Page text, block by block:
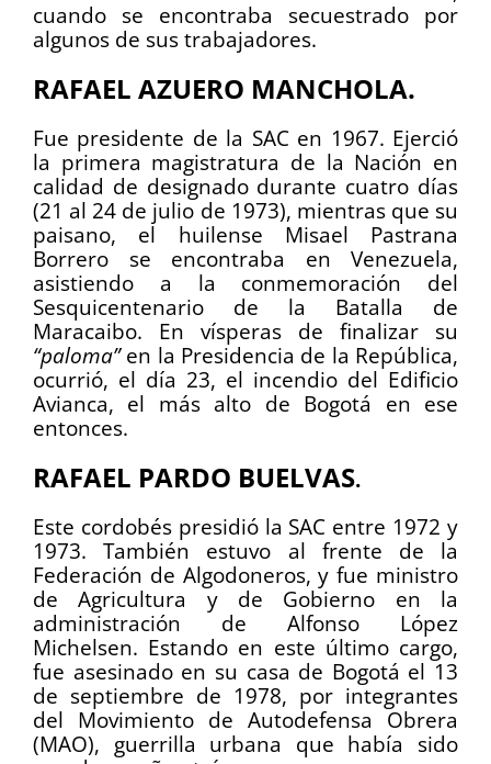
cuando se encontraba secuestrado por
algunos de sus trabajadores.
RAFAEL AZUERO MANCHOLA.
Fue presidente de la SAC en 1967. Ejerció
la primera magistratura de la Nación en
calidad de designado durante cuatro días
(21 al 24 de julio de 1973), mientras que su
paisano, el huilense Misael Pastrana
Borrero se encontraba en Venezuela,
asistiendo a la conmemoración del
Sesquicentenario de la Batalla de
Maracaibo. En vísperas de finalizar su
“paloma”en la Presidencia de la República,
ocurrió, el día 23, el incendio del Edificio
Avianca, el más alto de Bogotá en ese
entonces.
RAFAEL PARDO BUELVAS.
Este cordobés presidió la SAC entre 1972 y
1973. También estuvo al frente de la
Federación de Algodoneros, y fue ministro
de Agricultura y de Gobierno en la
administración de Alfonso López
Michelsen. Estando en este último cargo,
fue asesinado en su casa de Bogotá el 13
de septiembre de 1978, por integrantes
del Movimiento de Autodefensa Obrera
(MAO), guerrilla urbana que había sido